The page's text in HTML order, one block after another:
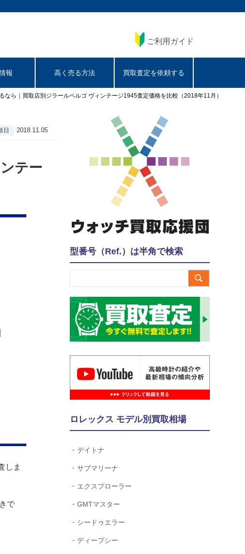
ご利用ガイド
報 高く売る方法 買取査定を依頼する
なら｜買取店別ジラールペルゴ ヴィンテージ1945査定価格を比較（2018年11月）
日 2018.11.05
テー
しま
で
型番号（Ref.）は半角で検索

ロレックス モデル別買取相場
デイトナ
サブマリーナ
エクスプローラー
GMTマスター
シードゥエラー
ディープシー